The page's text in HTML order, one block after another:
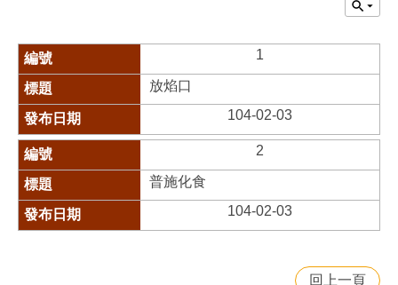
1
放焰口
104-02-03
2
普施化食
104-02-03
回上一頁